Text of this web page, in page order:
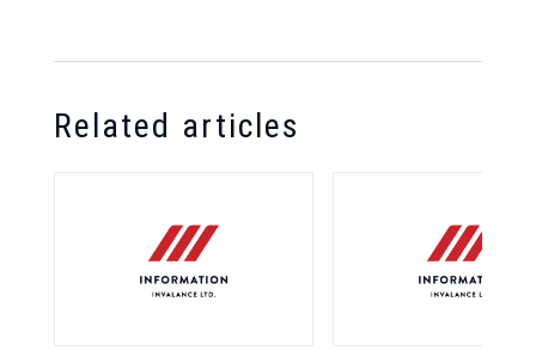
Related articles